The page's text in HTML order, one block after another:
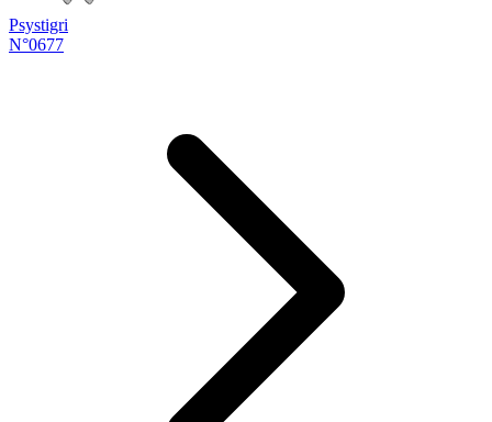
Psystigri
N°0677